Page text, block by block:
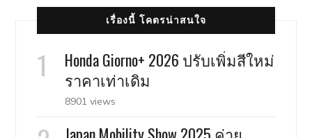
เรื่องนี้ โคตรน่าสนใจ
Honda Giorno+ 2026 ปรับเพิ่มสีใหม่
ราคาเท่าเดิม
8901 views